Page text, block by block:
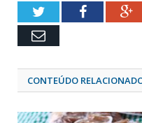
TwitterFacebook
Email
CONTEÚDO